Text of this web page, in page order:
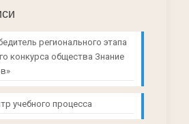
регионального этапа
конкурса общества Знание
учебного процесса